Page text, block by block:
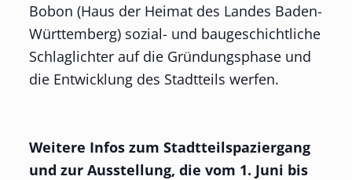
Bobon (Haus der Heimat des Landes Baden-
Württemberg) sozial- und baugeschichtliche
Schlaglichter auf die Gründungsphase und
die Entwicklung des Stadtteils werfen.
Weitere Infos zum Stadtteilspaziergang
und zur Ausstellung, die vom 1. Juni bis